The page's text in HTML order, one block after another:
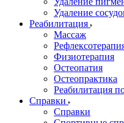
Удаление
Реабилитация
Массаж
Физиотерапия
Остеопатия
Остеопрактика
Реабилитация
Справки
Справки